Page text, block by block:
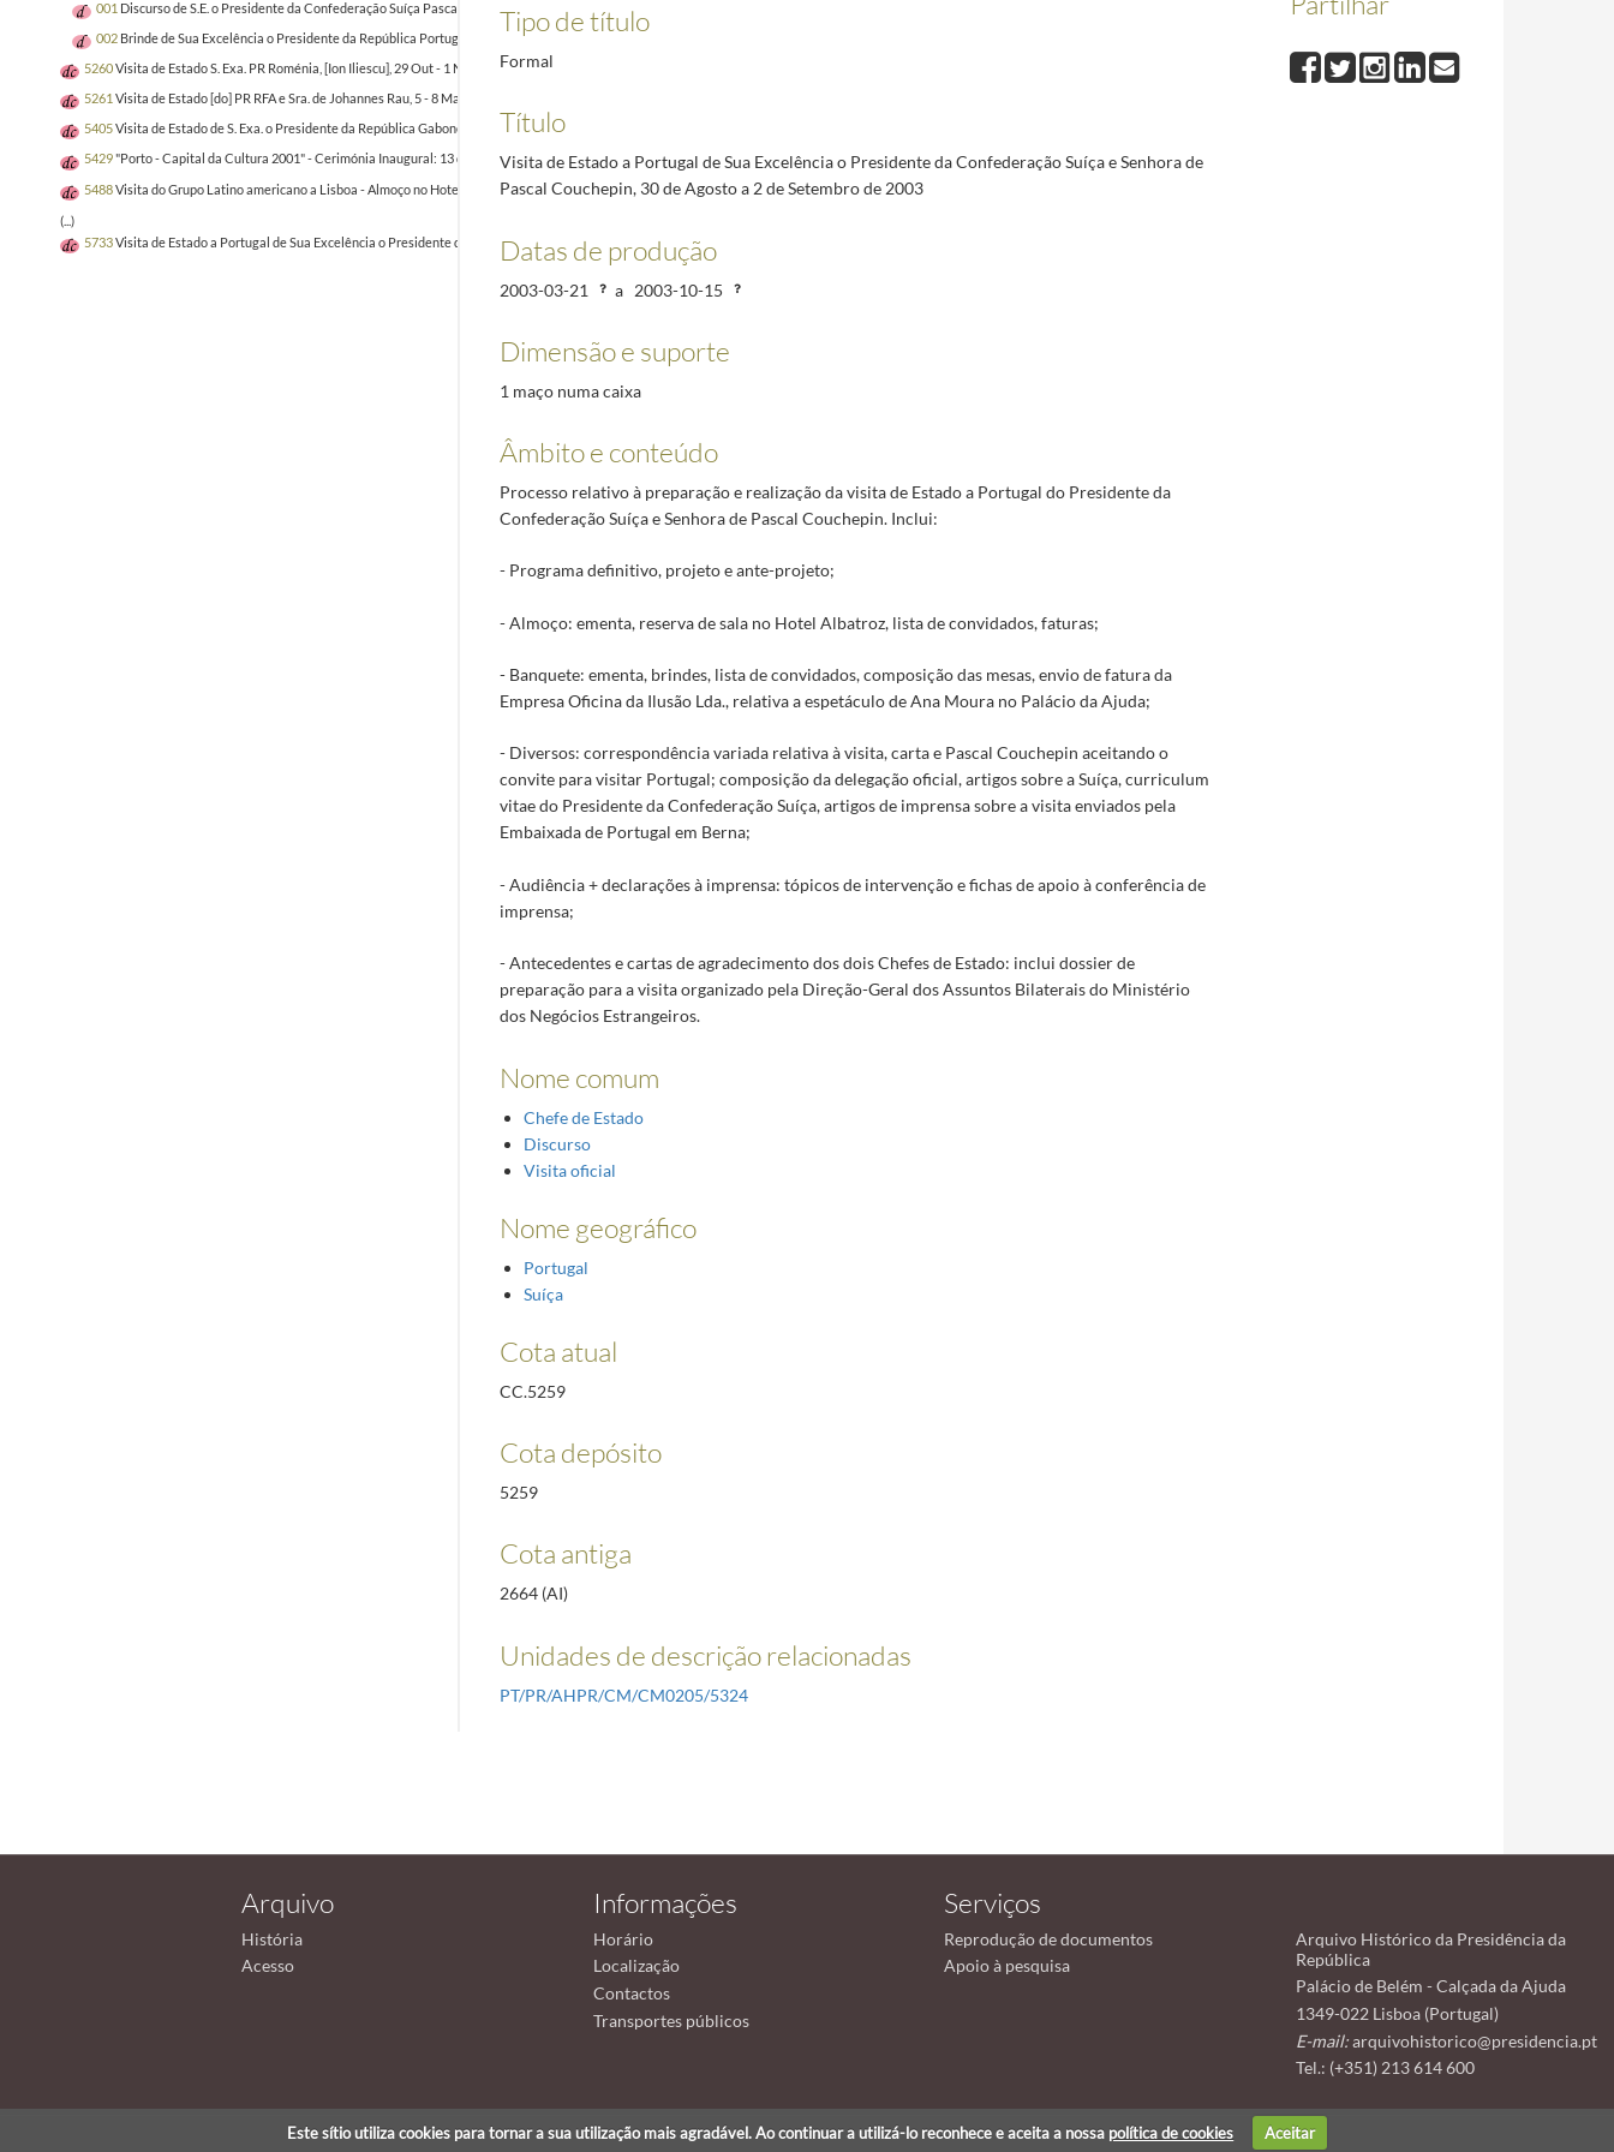
001 Discurso de S.E. o Presidente da Confederação Suíça Pascal Couchepin proferido por ocasião da visita de Estado a Portugal no banquete de Estado oferecido por S.E. o Presidente da República Portuguesa Jorge Sampaio no Palácio Nacional da Ajuda, no dia 1 de
002 Brinde de Sua Excelência o Presidente da República Portuguesa, Dr. Jorge Sampaio, por ocasião do banquete oficial oferecido em honra do Presidente da Confederação Suíça, Dr. Pascal Couchepin, Palácio da Ajuda, 1 de Setembro de 2003
5260Visita de Estado S. Exa. PR Roménia, [Ion Iliescu], 29 Out - 1 Nov 03
2003-01-20/2003-11-17
5261 Visita de Estado [do] PR RFA e Sra. de Johannes Rau, 5 - 8 Maio 2003
5405Visita de Estado de S. Exa. o Presidente da República Gabonesa e Senhora de El Hadj Omar Bongo - 16 a 19 de Dezembro de 2001
5429"Porto - Capital da Cultura 2001" - Cerimónia Inaugural: 13 de janeiro de 2001 1997-11-05/2001-01-23
5488Visita do Grupo Latino americano a Lisboa - Almoço no Hotel Pestana Palace, 20 de outubro de 20042004-07-21/2004-10-19
(...)
5733Visita de Estado a Portugal de Sua Excelência o Presidente da República Democrática e Popular da Argélia, Senhor Abdelaziz Bouteflika. 30 de Maio a 1 de Junho de 2005
Tipo de título
Formal
Título
Visita de Estado a Portugal de Sua Excelência o Presidente da Confederação Suíça e Senhora de
Pascal Couchepin, 30 de Agosto a 2 de Setembro de 2003
Datas de produção
2003-03-21 a 2003-10-15
Dimensão e suporte
1 maço numa caixa
Âmbito e conteúdo
Processo relativo à preparação e realização da visita de Estado a Portugal do Presidente da
Confederação Suíça e Senhora de Pascal Couchepin. Inclui:
- Programa definitivo, projeto e ante-projeto;
- Almoço: ementa, reserva de sala no Hotel Albatroz, lista de convidados, faturas;
- Banquete: ementa, brindes, lista de convidados, composição das mesas, envio de fatura da
Empresa Oficina da Ilusão Lda., relativa a espetáculo de Ana Moura no Palácio da Ajuda;
- Diversos: correspondência variada relativa à visita, carta e Pascal Couchepin aceitando o
convite para visitar Portugal; composição da delegação oficial, artigos sobre a Suíça, curriculum
vitae do Presidente da Confederação Suíça, artigos de imprensa sobre a visita enviados pela
Embaixada de Portugal em Berna;
- Audiência + declarações à imprensa: tópicos de intervenção e fichas de apoio à conferência de
imprensa;
- Antecedentes e cartas de agradecimento dos dois Chefes de Estado: inclui dossier de
preparação para a visita organizado pela Direção-Geral dos Assuntos Bilaterais do Ministério
dos Negócios Estrangeiros.
Nome comum
Chefe de Estado
Discurso
Visita oficial
Nome geográfico
Portugal
Suíça
Cota atual
CC.5259
Cota depósito
5259
Cota antiga
2664 (AI)
Unidades de descrição relacionadas
PT/PR/AHPR/CM/CM0205/5324
Arquivo
História
Acesso
Informações
Horário
Localização
Contactos
Transportes públicos
Serviços
Reprodução de documentos
Apoio à pesquisa
Arquivo Histórico da Presidência da
República
Palácio de Belém - Calçada da Ajuda
1349-022 Lisboa (Portugal)
E-mail: arquivohistorico@presidencia.pt
Tel.: (+351) 213 614 600
Este sítio utiliza cookies para tornar a sua utilização mais agradável. Ao continuar a utilizá-lo reconhece e aceita a nossa política de cookies Aceitar